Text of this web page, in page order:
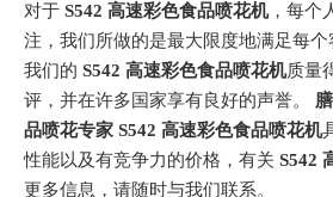
对于 S542 高速彩色食品喷花机，每个
注，我们所做的是最大限度地满足每
我们的 S542 高速彩色食品喷花机质量
评，并在许多国家享有良好的声誉。
品喷花专家 S542 高速彩色食品喷花机
性能以及有竞争力的价格，有关 S542
更多信息，请随时与我们联系。